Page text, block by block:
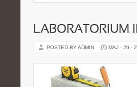
LABORATORIUM
POSTED BY ADMIN MAJ - 20 -